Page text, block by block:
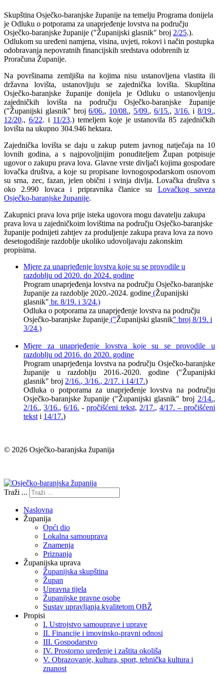
Skupština Osječko-baranjske županije na temelju Programa donijela
je Odluku o potporama za unaprjeđenje lovstva na području
Osječko-baranjske županije ("Županijski glasnik" broj 2/25.).
Odlukom su uređeni namjena, visina, uvjeti, rokovi i način postupka
odobravanja nepovratnih financijskih sredstava odobrenih iz
Proračuna Županije.
Na površinama zemljišta na kojima nisu ustanovljena vlastita ili
državna lovišta, ustanovljuju se zajednička lovišta. Skupština
Osječko-baranjske županije donijela je Odluku o ustanovljenju
zajedničkih lovišta na području Osječko-baranjske županije
("Županijski glasnik" broj6/06., 10/08., 5/09., 6/15.,3/16. i8/19.,
12/20., 6/22. i 11/23.) temeljem koje je ustanovila 85 zajedničkih
lovišta na ukupno 304.946 hektara.
Zajednička lovišta se daju u zakup putem javnog natječaja na 10
lovnih godina, a s najpovoljnijim ponuditeljem Župan potpisuje
ugovor o zakupu prava lova. Glavne vrste divljači kojima gospodare
lovačka društva, a koje su propisane lovnogospodarskom osnovom
su srna, zec, fazan, jelen obični i svinja divlja. Lovačka društva s
oko 2.990 lovaca i pripravnika članice su Lovačkog saveza
Osječko-baranjske županije.
Zakupnici prava lova prije isteka ugovora mogu davatelju zakupa
prava lova u zajedničkoim lovištima na području Osječko-baranjske
županije podnijeti zahtjev za produljenje zakupa prava lova za novo
desetogodišnje razdoblje ukoliko udovoljavaju zakonskim
propisima.
Mjere za unaprjeđenje lovstva koje su se provodile u
razdoblju od 2020. do 2024. godine
Program unaprjeđenja lovstva na području Osječko-baranjske
županije za razdoblje 2020.-2024. godine (Županijski
glasnik" br. 8/19. i 3/24.)
Odluka o potporama za unaprjeđenje lovstva na području
Osječko-baranjske županije ("Županijski glasnik" broj 8/19. i
3/24.)
Mjere za unaprjeđenje lovstva koje su se provodile u
razdoblju od 2016. do 2020. godine
Program unaprjeđenja lovstva na području Osječko-baranjske
županije u razdoblju 2016.-2020. godine ("Županijski
glasnik" broj 2/16., 3/16., 2/17. i 14/17.)
Odluka o potporama za unaprjeđenje lovstva na području
Osječko-baranjske županije ("Županijski glasnik" broj 2/14.,
2/16.,3/16.,6/16. -pročišćeni tekst, 2/17., 4/17. – pročišćeni
tekst i 14/17.)
© 2026 Osječko-baranjska županija
Traži ...
Naslovna
Županija
Opći dio
Lokalna samouprava
Znamenja
Priznanja
Županijska uprava
Županijska skupština
Župan
Upravna tijela
Županijske pravne osobe
Sustav upravljanja kvalitetom OBŽ
Propisi
I. Ustrojstvo samouprave i uprave
II. Financije i imovinsko-pravni odnosi
III. Gospodarstvo
IV. Prostorno uređenje i zaštita okoliša
V. Obrazovanje, kultura, sport, tehnička kultura i
znanost